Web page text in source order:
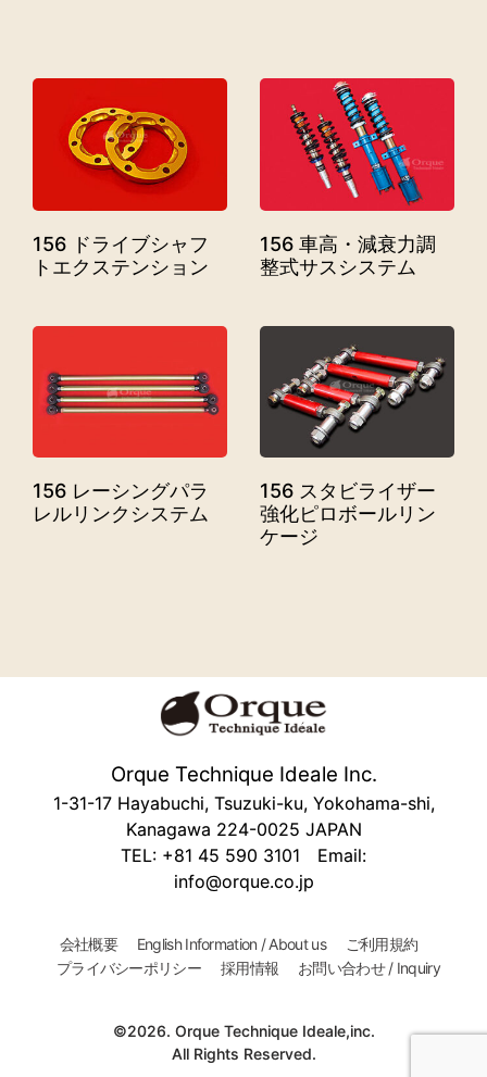
156 ドライブシャフ
トエクステンション
156 車高・減衰力調
整式サスシステム
156 レーシングパラ
レルリンクシステム
156 スタビライザー
強化ピロボールリン
ケージ
Orque Technique Ideale Inc.
1-31-17 Hayabuchi, Tsuzuki-ku, Yokohama-shi,
Kanagawa 224-0025 JAPAN
TEL: +81 45 590 3101 Email:
info@orque.co.jp
会社概要 English Information / About us
ご利用規約
プライバシーポリシー
採用情報 お問い合わせ / Inquiry
©2026. Orque Technique Ideale,inc.
All Rights Reserved.